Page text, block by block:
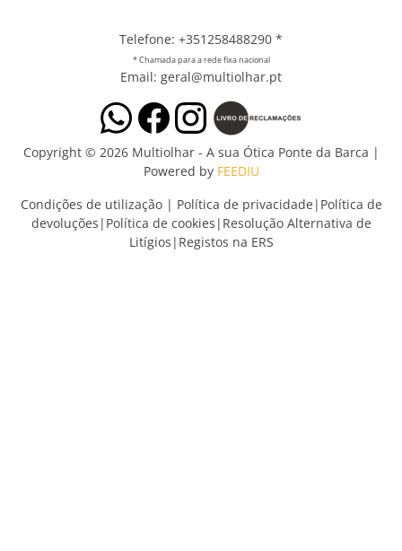
Telefone: +351258488290 *
* Chamada para a rede fixa nacional
Email: geral@multiolhar.pt
Copyright © 2026 Multiolhar - A sua Ótica Ponte da Barca |
Powered by FEEDIU
Condições de utilização| Política de privacidade | Política de
devoluções | Política de cookies | Resolução Alternativa de
Litígios | Registos na ERS